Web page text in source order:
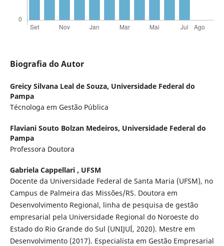
Biografia do Autor
Greicy Silvana Leal de Souza, Universidade Federal do
Pampa
Técnologa em Gestão Pública
Flaviani Souto Bolzan Medeiros, Universidade Federal do
Pampa
Professora Doutora
Gabriela Cappellari , UFSM
Docente da Universidade Federal de Santa Maria (UFSM), no
Campus de Palmeira das Missões/RS. Doutora em
Desenvolvimento Regional, linha de pesquisa de gestão
empresarial pela Universidade Regional do Noroeste do
Estado do Rio Grande do Sul (UNIJUÍ, 2020). Mestre em
Desenvolvimento (2017). Especialista em Gestão Empresarial